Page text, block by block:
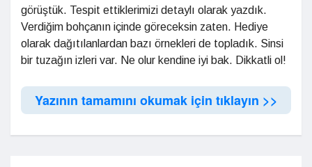
görüştük. Tespit ettiklerimizi detaylı olarak yazdık.
Verdiğim bohçanın içinde göreceksin zaten. Hediye
olarak dağıtılanlardan bazı örnekleri de topladık. Sinsi
bir tuzağın izleri var. Ne olur kendine iyi bak. Dikkatli ol!
Yazının tamamını okumak için tıklayın >>